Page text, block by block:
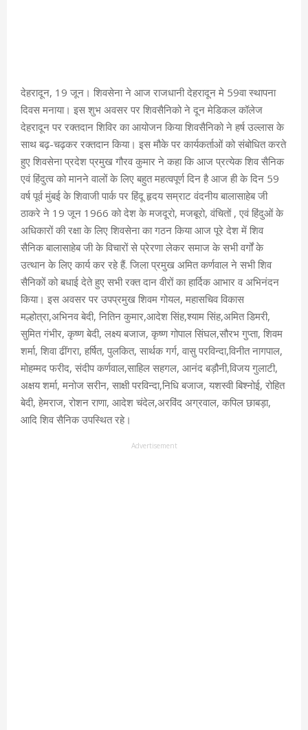
देहरादून, 19 जून। शिवसेना ने आज राजधानी देहरादून मे 59वा स्थापना
दिवस मनाया। इस शुभ अवसर पर शिवसैनिको ने दून मेडिकल कॉलेज
देहरादून पर रक्तदान शिविर का आयोजन किया शिवसैनिको ने हर्ष उल्लास के
साथ बढ़-चढ़कर रक्तदान किया। इस मौके पर कार्यकर्ताओं को संबोधित करते
हुए शिवसेना प्रदेश प्रमुख गौरव कुमार ने कहा कि आज प्रत्येक शिव सैनिक
एवं हिंदुत्व को मानने वालों के लिए बहुत महत्वपूर्ण दिन है आज ही के दिन 59
वर्ष पूर्व मुंबई के शिवाजी पार्क पर हिंदू हृदय सम्राट वंदनीय बालासाहेब जी
ठाकरे ने 19 जून 1966 को देश के मजदूरो, मजबूरो, वंचितों , एवं हिंदुओं के
अधिकारों की रक्षा के लिए शिवसेना का गठन किया आज पूरे देश में शिव
सैनिक बालासाहेब जी के विचारों से प्रेरणा लेकर समाज के सभी वर्गों के
उत्थान के लिए कार्य कर रहे हैं. जिला प्रमुख अमित कर्णवाल ने सभी शिव
सैनिकों को बधाई देते हुए सभी रक्त दान वीरों का हार्दिक आभार व अभिनंदन
किया। इस अवसर पर उपप्रमुख शिवम गोयल, महासचिव विकास
मल्होत्रा,अभिनव बेदी, नितिन कुमार,आदेश सिंह,श्याम सिंह,अमित डिमरी,
सुमित गंभीर, कृष्ण बेदी, लक्ष्य बजाज, कृष्ण गोपाल सिंघल,सौरभ गुप्ता, शिवम
शर्मा, शिवा ढींगरा, हर्षित, पुलकित, सार्थक गर्ग, वासु परविन्दा,विनीत नागपाल,
मोहम्मद फरीद, संदीप कर्णवाल,साहिल सहगल, आनंद बड़ौनी,विजय गुलाटी,
अक्षय शर्मा, मनोज सरीन, साक्षी परविन्दा,निधि बजाज, यशस्वी बिश्नोई, रोहित
बेदी, हेमराज, रोशन राणा, आदेश चंदेल,अरविंद अग्रवाल, कपिल छाबड़ा,
आदि शिव सैनिक उपस्थित रहे।
Advertisement